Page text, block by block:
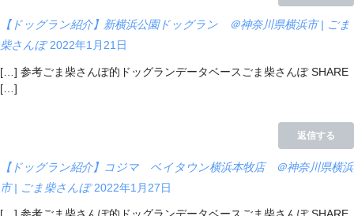
【ドッグラン紹介】新横浜公園ドッグラン ＠神奈川県横浜市 | ごま
柴さんぽ 2022年1月21日
[…] 参考ごま柴さんぽ的ドッグランデータベースごま柴さんぽ SHARE
[…]
返信する
【ドッグラン紹介】コジマ ベイタウン横浜本牧店 ＠神奈川県横浜
市 | ごま柴さんぽ 2022年1月27日